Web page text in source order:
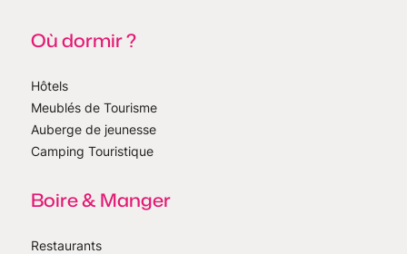
Où dormir ?
Hôtels
Meublés de Tourisme
Auberge de jeunesse
Camping Touristique
Boire & Manger
Restaurants